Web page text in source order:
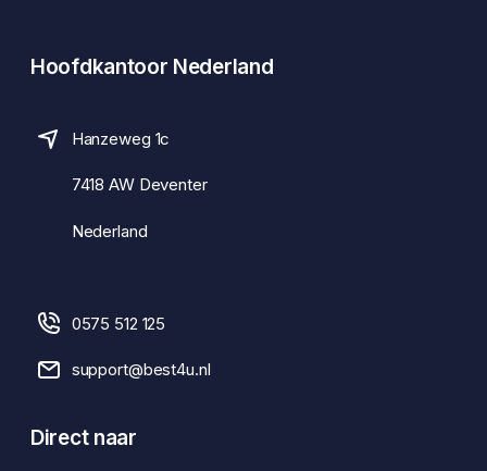
Hoofdkantoor Nederland
Hanzeweg 1c
7418 AW Deventer
Nederland
0575 512 125
support@best4u.nl
Direct naar